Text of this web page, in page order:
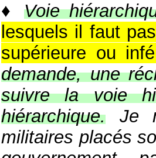
♦ Voie
lesquels il faut
supérieure ou
demande, une
suivre la voie
hiérarchique.
Je
militaires placés